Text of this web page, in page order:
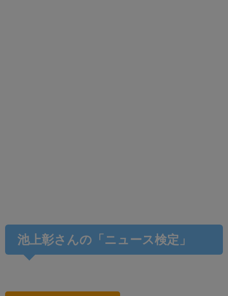
池上彰さんの「ニュース検定」